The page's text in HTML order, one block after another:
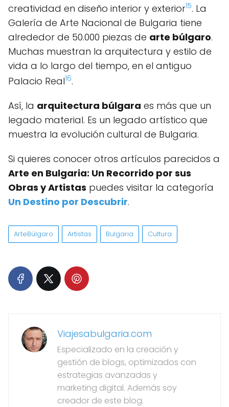
creatividad en diseño interior y exterior15. La
Galería de Arte Nacional de Bulgaria tiene
alrededor de 50.000 piezas de arte búlgaro.
Muchas muestran la arquitectura y estilo de
vida a lo largo del tiempo, en el antiguo
Palacio Real16.
Así, la arquitectura búlgara es más que un
legado material. Es un legado artístico que
muestra la evolución cultural de Bulgaria.
Si quieres conocer otros artículos parecidos a
Arte en Bulgaria: Un Recorrido por sus
Obras y Artistas puedes visitar la categoría
Un Destino por Descubrir.
ArteBúlgaro Artistas Bulgaria Cultura
Viajesabulgaria.com
Especializado en la creación y
gestión de blogs, optimizados con
estrategias avanzadas y
marketing digital. Además soy
creador de este blog.